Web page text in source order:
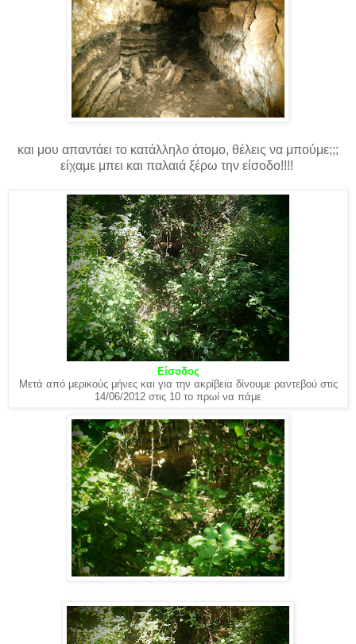
και μου απαντάει το κατάλληλο άτομο, θέλεις να μπούμε;;;
είχαμε μπει και παλαιά ξέρω την είσοδο!!!!
Είσοδος
Μετά από μερικούς μήνες και για την ακρίβεια δίνουμε ραντεβού στις
14/06/2012 στις 10 το πρωί να πάμε